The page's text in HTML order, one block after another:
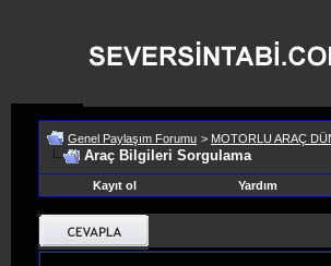
Genel Paylaşım Forumu > MOTORLU ARAÇ
Araç Bilgileri Sorgulama
Kayıt ol Yardım